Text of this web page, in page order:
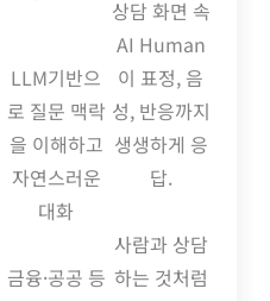
LLM기반으
로 질문 맥락
을 이해하고
자연스러운
대화
금융·공공 등
상담 화면 속
AI Human
이 표정, 음
성, 반응까지
생생하게 응
답.
사람과 상담
하는 것처럼